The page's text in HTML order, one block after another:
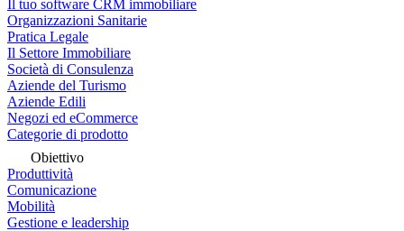
Il tuo software CRM immobiliare
Organizzazioni Sanitarie
Pratica Legale
Il Settore Immobiliare
Società di Consulenza
Aziende del Turismo
Aziende Edili
Negozi ed eCommerce
Categorie di prodotto
Obiettivo
Produttività
Comunicazione
Mobilità
Gestione e leadership